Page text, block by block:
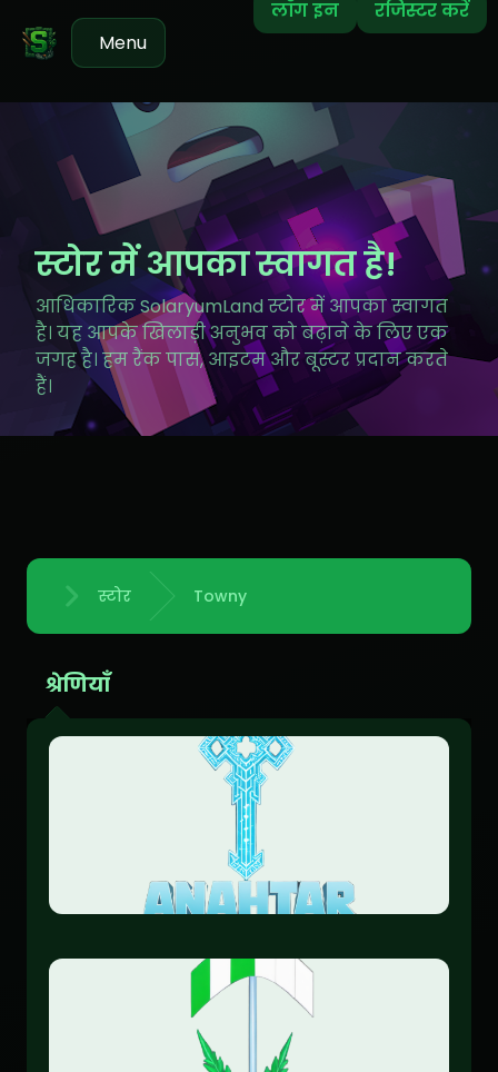
लॉग इन
रजिस्टर करें
Menu
स्टोर में आपका स्वागत है!
आधिकारिक SolaryumLand स्टोर में आपका स्वागत
है। यह आपके खिलाड़ी अनुभव को बढ़ाने के लिए एक
जगह है। हम रैंक पास, आइटम और बूस्टर प्रदान करते
हैं।
होम स्टोर Towny
श्रेणियाँ